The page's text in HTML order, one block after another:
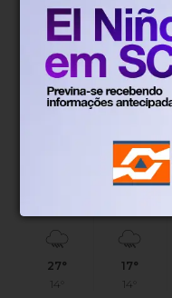
22°
22°
Sensação
(0mm)
Chance de chuva
27°
14°
17°
14°